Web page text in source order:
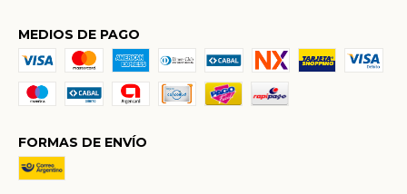
MEDIOS DE PAGO
FORMAS DE ENVÍO